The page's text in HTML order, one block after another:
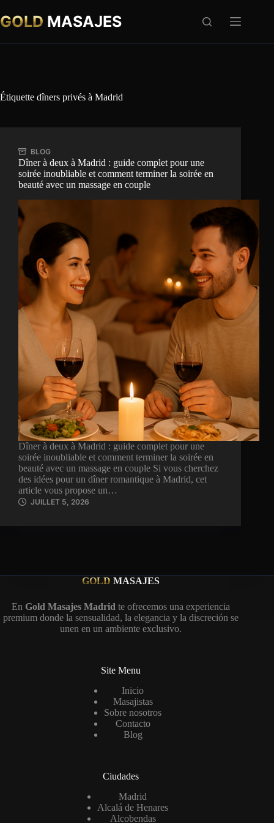
au
contenu
GOLD MASAJES
Étiquette dîners privés à Madrid
BLOG
Dîner à deux à Madrid : guide complet pour une
soirée inoubliable et comment terminer la soirée en
beauté avec un massage en couple
Dîner à deux à Madrid : guide complet pour une
soirée inoubliable et comment terminer la soirée en
beauté avec un massage en couple Si vous cherchez
des idées pour un dîner romantique à Madrid, cet
article vous propose un…
JUILLET 5, 2026
GOLD MASAJES
En Gold Masajes Madrid te ofrecemos una experiencia
premium donde la sensualidad, la elegancia y la discreción se
unen en un ambiente exclusivo.
Site Menu
Inicio
Masajistas
Sobre nosotros
Contacto
Blog
Ciudades
Madrid
Alcalá de Henares
Alcobendas